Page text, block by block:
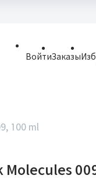
ВойтиЗаказы
100 ml
Molecules